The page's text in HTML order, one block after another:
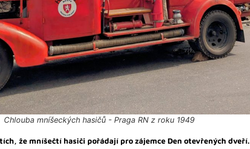
Chlouba mníšeckých hasičů - Praga RN z roku 1949
že mníšečtí hasiči pořádají pro zájemce Den otevřených dveří.